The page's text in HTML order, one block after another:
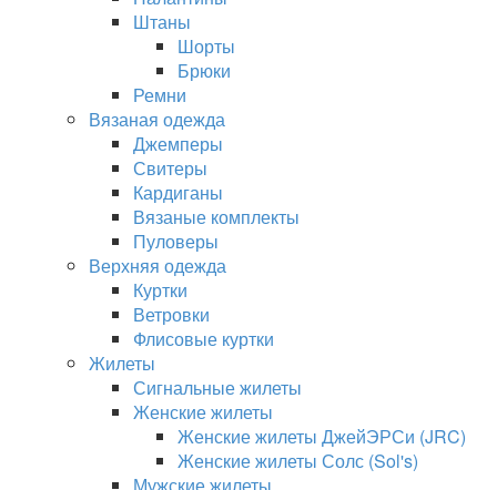
Штаны
Шорты
Брюки
Ремни
Вязаная одежда
Джемперы
Свитеры
Кардиганы
Вязаные комплекты
Пуловеры
Верхняя одежда
Куртки
Ветровки
Флисовые куртки
Жилеты
Сигнальные жилеты
Женские жилеты
Женские жилеты ДжейЭРСи (JRC)
Женские жилеты Солс (Sol's)